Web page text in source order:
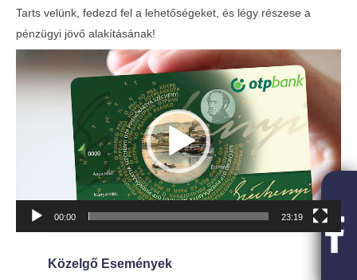
Tarts velünk, fedezd fel a lehetőségeket, és légy részese a
pénzügyi jövő alakításának!
00:00 23:19
Közelgő Események